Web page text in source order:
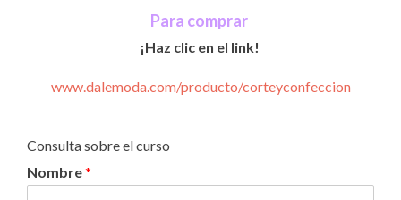
Para comprar
¡Haz clic en el link!
www.dalemoda.com/producto/corteyconfeccion
Consulta sobre el curso
Nombre*